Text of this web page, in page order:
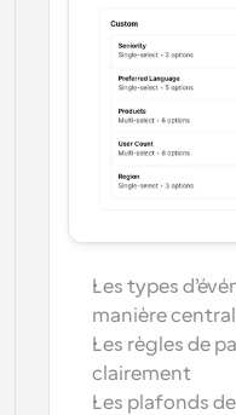
Les types
manière
Les règles de
clairement
Les plafonds